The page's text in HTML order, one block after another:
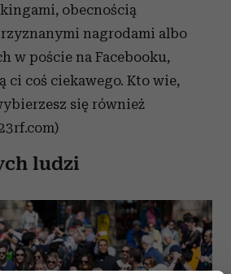
obecnością
nagrodami albo
w poście na Facebooku,
ci coś ciekawego. Kto wie,
się również
ludzi